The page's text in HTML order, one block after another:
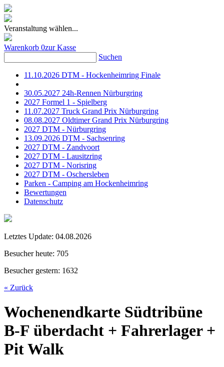
Veranstaltung wählen...
Warenkorb 0zur Kasse
Suchen
11.10.2026 DTM - Hockenheimring Finale
30.05.2027 24h-Rennen Nürburgring
2027 Formel 1 - Spielberg
11.07.2027 Truck Grand Prix Nürburgring
08.08.2027 Oldtimer Grand Prix Nürburgring
2027 DTM - Nürburgring
13.09.2026 DTM - Sachsenring
2027 DTM - Zandvoort
2027 DTM - Lausitzring
2027 DTM - Norisring
2027 DTM - Oschersleben
Parken - Camping am Hockenheimring
Bewertungen
Datenschutz
Letztes Update: 04.08.2026
Besucher heute: 705
Besucher gestern: 1632
« Zurück
Wochenendkarte Südtribüne
B-F überdacht + Fahrerlager +
Pit Walk